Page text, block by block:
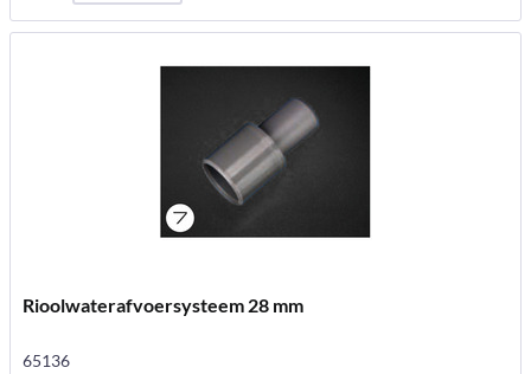
Rioolwaterafvoersysteem 28 mm
65136